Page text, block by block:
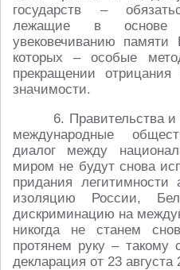
государств –
лежащие в
увековечиванию памяти
которых – особые
прекращении
значимости.
6. Правительства
международные
диалог между
миром не будут снова
придания легитимности
изоляцию России,
дискриминацию на
никогда не станем
протянем руку – такому
декларация от 23 августа